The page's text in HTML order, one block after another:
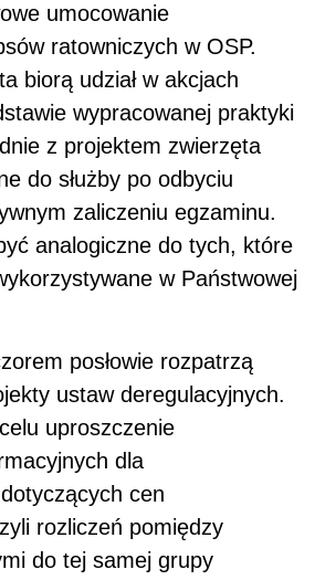
umocowanie
ratowniczych w OSP.
biorą udział w akcjach
wypracowanej praktyki
z projektem zwierzęta
do służby po odbyciu
zaliczeniu egzaminu.
analogiczne do tych, które
w Państwowej
posłowie rozpatrzą
ustaw deregulacyjnych.
uproszczenie
dla
cen
rozliczeń pomiędzy
do tej samej grupy